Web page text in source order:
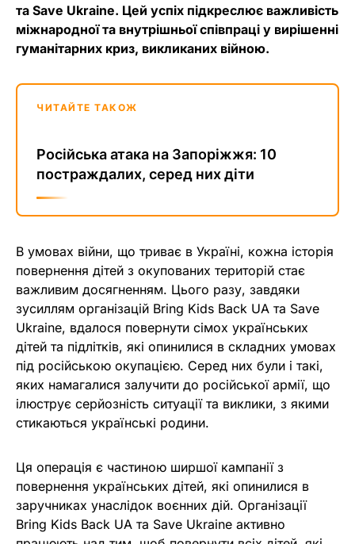
та Save Ukraine. Цей успіх підкреслює важливість
міжнародної та внутрішньої співпраці у вирішенні
гуманітарних криз, викликаних війною.
ЧИТАЙТЕ ТАКОЖ
Російська атака на Запоріжжя: 10
постраждалих, серед них діти
В умовах війни, що триває в Україні, кожна історія
повернення дітей з окупованих територій стає
важливим досягненням. Цього разу, завдяки
зусиллям організацій Bring Kids Back UA та Save
Ukraine, вдалося повернути сімох українських
дітей та підлітків, які опинилися в складних умовах
під російською окупацією. Серед них були і такі,
яких намагалися залучити до російської армії, що
ілюструє серйозність ситуації та виклики, з якими
стикаються українські родини.
Ця операція є частиною ширшої кампанії з
повернення українських дітей, які опинилися в
заручниках унаслідок воєнних дій. Організації
Bring Kids Back UA та Save Ukraine активно